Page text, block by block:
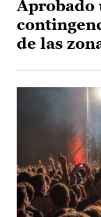
Aprobado
de las